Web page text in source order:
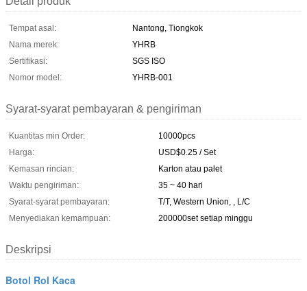
Tempat asal:
Nantong, Tiongkok
Nama merek:
YHRB
Sertifikasi:
SGS ISO
Nomor model:
YHRB-001
Syarat-syarat pembayaran & pengiriman
Kuantitas min Order:
10000pcs
Harga:
USD$0.25 / Set
Kemasan rincian:
Karton atau palet
Waktu pengiriman:
35 ~ 40 hari
Syarat-syarat pembayaran:
T/T, Western Union, , L/C
Menyediakan kemampuan:
200000set setiap minggu
Deskripsi
Botol Rol Kaca